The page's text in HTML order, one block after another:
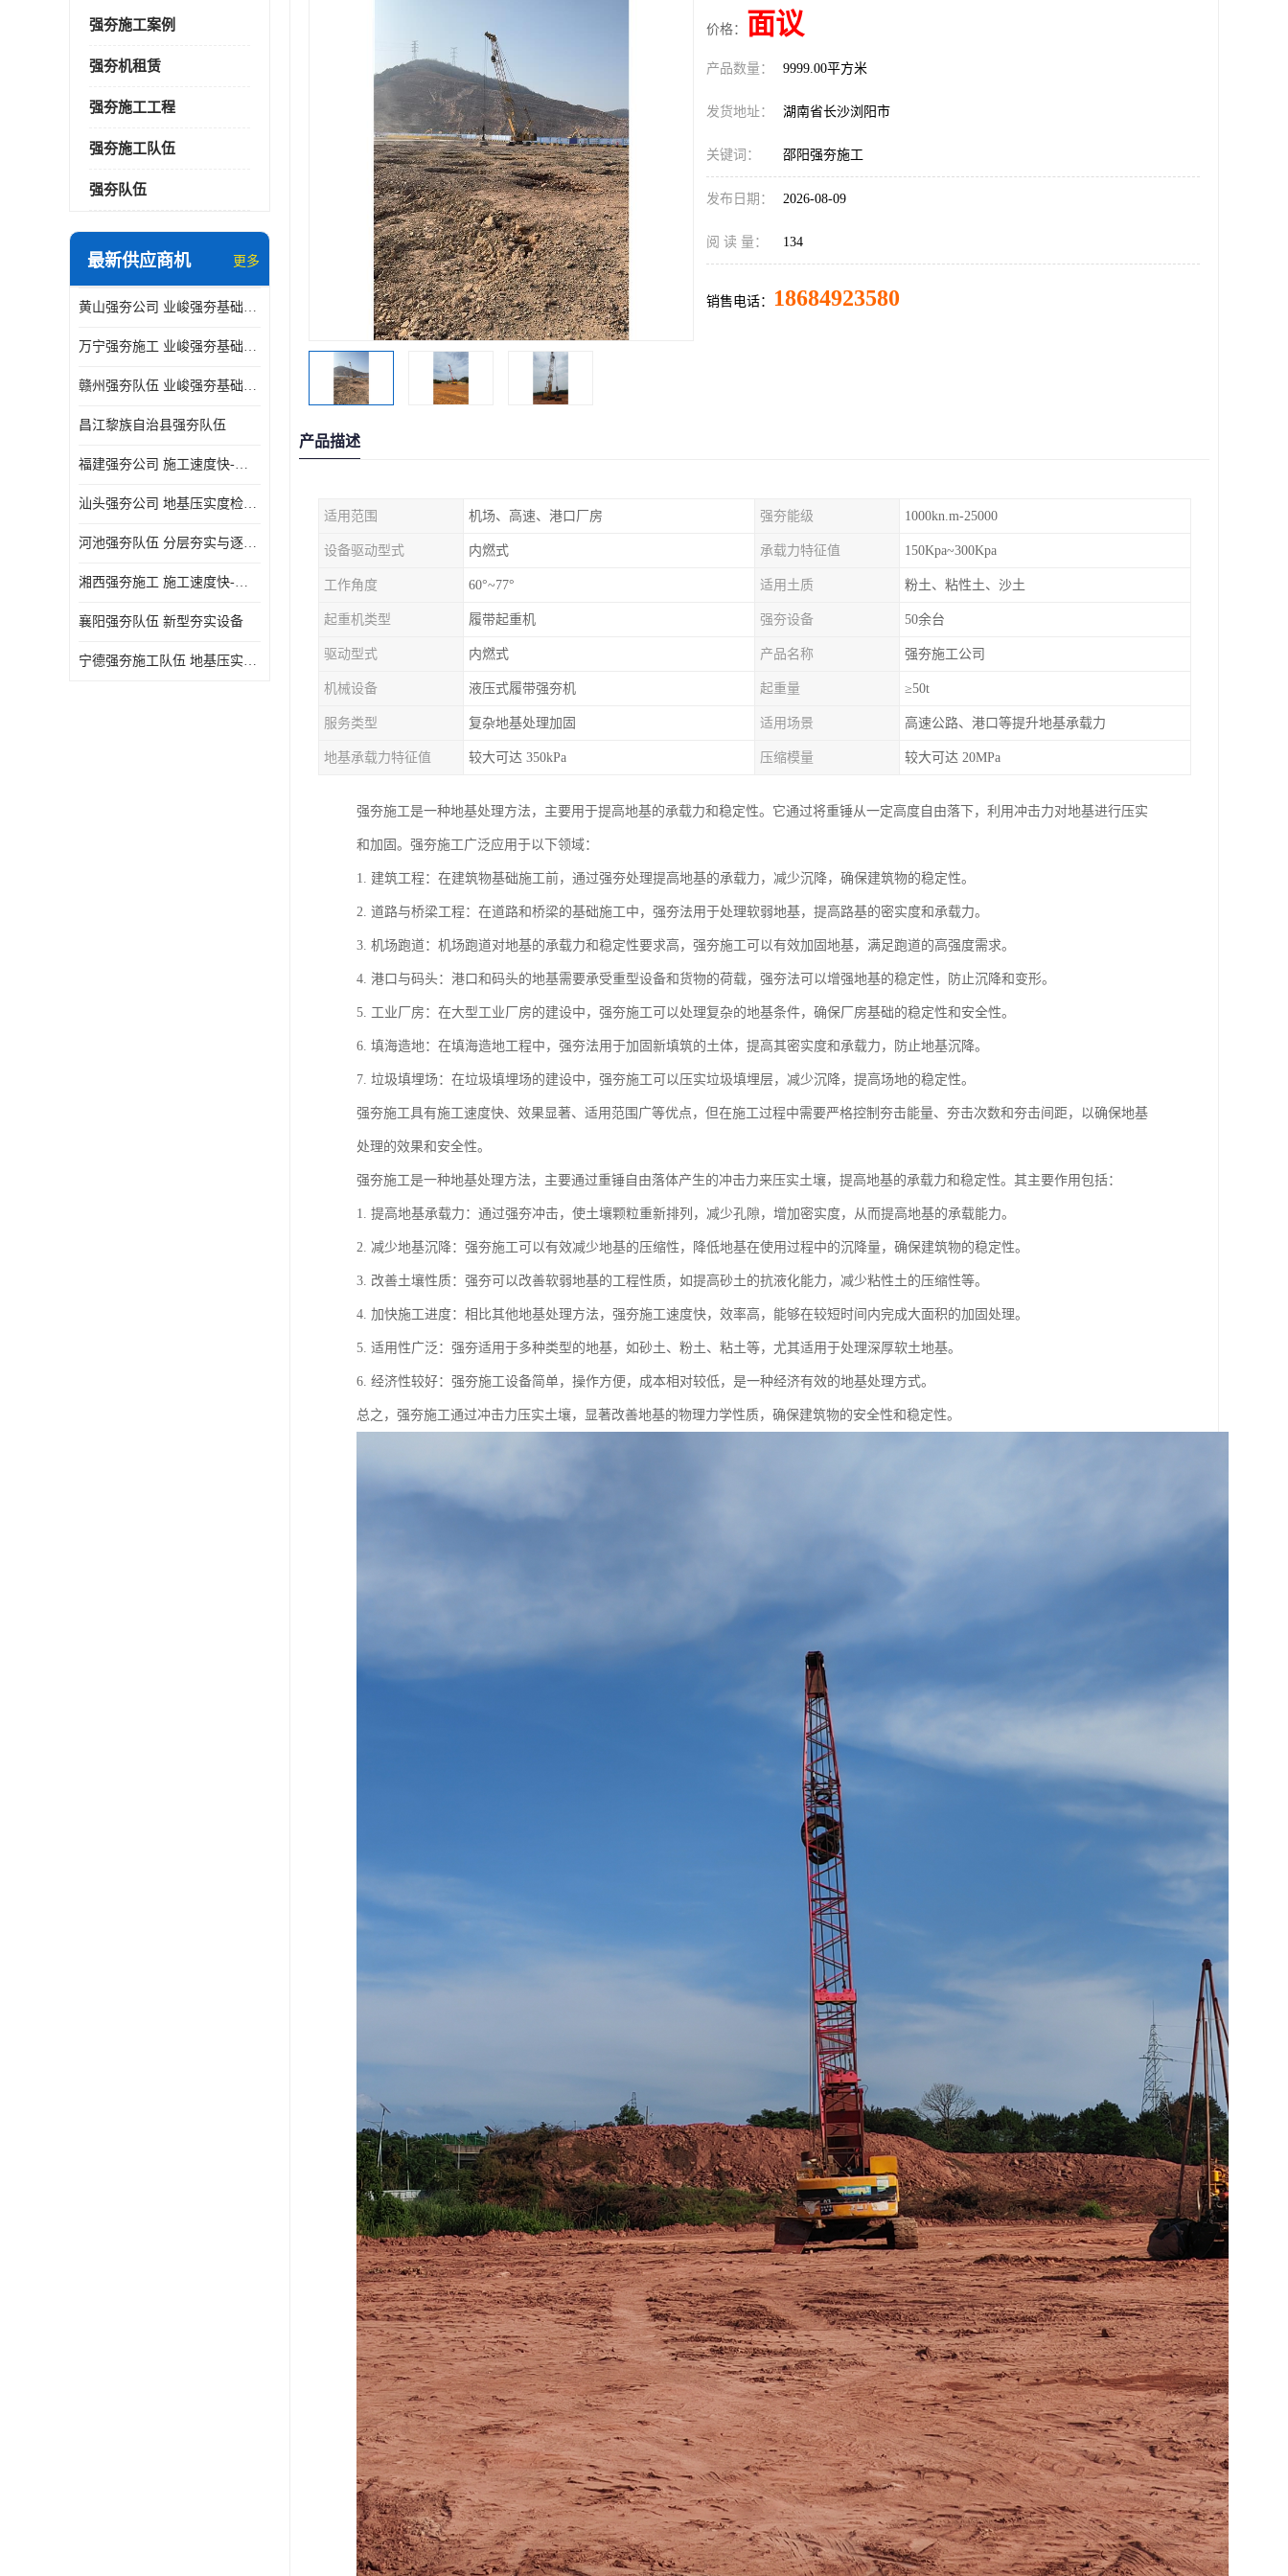
强夯施工案例
强夯机租赁
强夯施工工程
强夯施工队伍
强夯队伍
最新供应商机 更多
黄山强夯公司 业峻强夯基础工程
万宁强夯施工 业峻强夯基础工程
赣州强夯队伍 业峻强夯基础工程
昌江黎族自治县强夯队伍
福建强夯公司 施工速度快-施耐用性强
汕头强夯公司 地基压实度检测方法与标准
河池强夯队伍 分层夯实与逐层检测技术
湘西强夯施工 施工速度快-施耐用性强
襄阳强夯队伍 新型夯实设备
宁德强夯施工队伍 地基压实度检测方法与标准
价格： 面议
产品数量： 9999.00平方米
发货地址： 湖南省长沙浏阳市
关键词： 邵阳强夯施工
发布日期： 2026-08-09
阅 读 量： 134
销售电话： 18684923580
产品描述
适用范围 机场、高速、港口厂房 强夯能级 1000kn.m-25000
设备驱动型式 内燃式 承载力特征值 150Kpa~300Kpa
工作角度 60°~77° 适用土质 粉土、粘性土、沙土
起重机类型 履带起重机 强夯设备 50余台
驱动型式 内燃式 产品名称 强夯施工公司
机械设备 液压式履带强夯机 起重量 ≥50t
服务类型 复杂地基处理加固 适用场景 高速公路、港口等提升地基承载力
地基承载力特征值 较大可达 350kPa 压缩模量 较大可达 20MPa
强夯施工是一种地基处理方法，主要用于提高地基的承载力和稳定性。它通过将重锤从一定高度自由落下，利用冲击力对地基进行压实
和加固。强夯施工广泛应用于以下领域：
1. 建筑工程：在建筑物基础施工前，通过强夯处理提高地基的承载力，减少沉降，确保建筑物的稳定性。
2. 道路与桥梁工程：在道路和桥梁的基础施工中，强夯法用于处理软弱地基，提高路基的密实度和承载力。
3. 机场跑道：机场跑道对地基的承载力和稳定性要求高，强夯施工可以有效加固地基，满足跑道的高强度需求。
4. 港口与码头：港口和码头的地基需要承受重型设备和货物的荷载，强夯法可以增强地基的稳定性，防止沉降和变形。
5. 工业厂房：在大型工业厂房的建设中，强夯施工可以处理复杂的地基条件，确保厂房基础的稳定性和安全性。
6. 填海造地：在填海造地工程中，强夯法用于加固新填筑的土体，提高其密实度和承载力，防止地基沉降。
7. 垃圾填埋场：在垃圾填埋场的建设中，强夯施工可以压实垃圾填埋层，减少沉降，提高场地的稳定性。
强夯施工具有施工速度快、效果显著、适用范围广等优点，但在施工过程中需要严格控制夯击能量、夯击次数和夯击间距，以确保地基
处理的效果和安全性。
强夯施工是一种地基处理方法，主要通过重锤自由落体产生的冲击力来压实土壤，提高地基的承载力和稳定性。其主要作用包括：
1. 提高地基承载力：通过强夯冲击，使土壤颗粒重新排列，减少孔隙，增加密实度，从而提高地基的承载能力。
2. 减少地基沉降：强夯施工可以有效减少地基的压缩性，降低地基在使用过程中的沉降量，确保建筑物的稳定性。
3. 改善土壤性质：强夯可以改善软弱地基的工程性质，如提高砂土的抗液化能力，减少粘性土的压缩性等。
4. 加快施工进度：相比其他地基处理方法，强夯施工速度快，效率高，能够在较短时间内完成大面积的加固处理。
5. 适用性广泛：强夯适用于多种类型的地基，如砂土、粉土、粘土等，尤其适用于处理深厚软土地基。
6. 经济性较好：强夯施工设备简单，操作方便，成本相对较低，是一种经济有效的地基处理方式。
总之，强夯施工通过冲击力压实土壤，显著改善地基的物理力学性质，确保建筑物的安全性和稳定性。